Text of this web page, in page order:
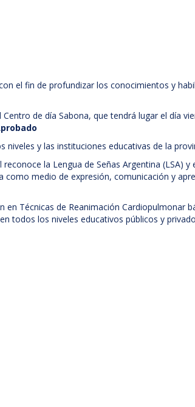
el fin de profundizar los conocimientos y
de día Sabona, que tendrá lugar el día
niveles y las instituciones educativas de la
la Lengua de Señas Argentina (LSA) y
como medio de expresión, comunicación y
Técnicas de Reanimación Cardiopulmonar
todos los niveles educativos públicos y